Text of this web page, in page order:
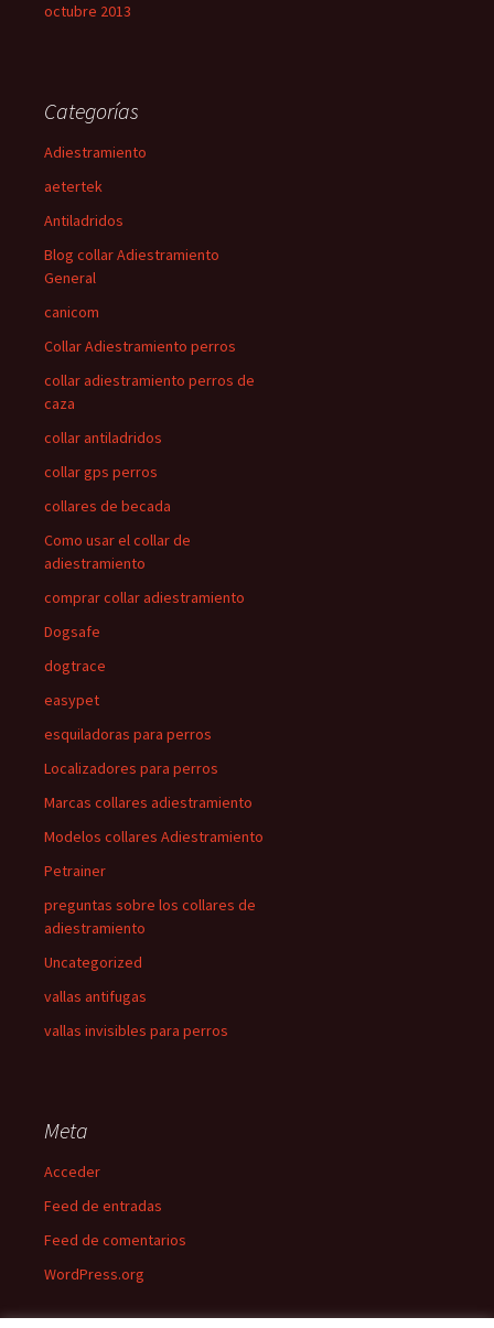
octubre 2013
Categorías
Adiestramiento
aetertek
Antiladridos
Blog collar Adiestramiento
General
canicom
Collar Adiestramiento perros
collar adiestramiento perros de
caza
collar antiladridos
collar gps perros
collares de becada
Como usar el collar de
adiestramiento
comprar collar adiestramiento
Dogsafe
dogtrace
easypet
esquiladoras para perros
Localizadores para perros
Marcas collares adiestramiento
Modelos collares Adiestramiento
Petrainer
preguntas sobre los collares de
adiestramiento
Uncategorized
vallas antifugas
vallas invisibles para perros
Meta
Acceder
Feed de entradas
Feed de comentarios
WordPress.org